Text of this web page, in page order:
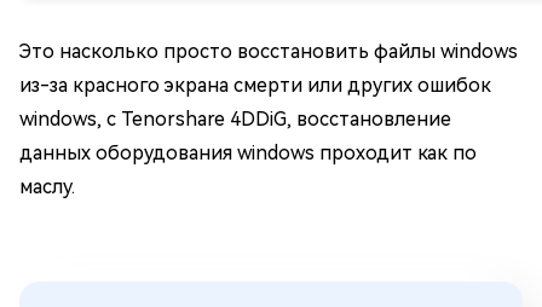
Это насколько просто восстановить файлы windows
из-за красного экрана смерти или других ошибок
windows, с Tenorshare 4DDiG, восстановление
данных оборудования windows проходит как по
маслу.